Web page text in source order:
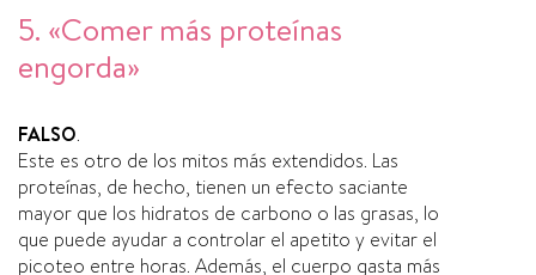
5. «Comer más proteínas
engorda»
FALSO.
Este es otro de los mitos más extendidos. Las
proteínas, de hecho, tienen un efecto saciante
mayor que los hidratos de carbono o las grasas, lo
que puede ayudar a controlar el apetito y evitar el
picoteo entre horas. Además, el cuerpo gasta más